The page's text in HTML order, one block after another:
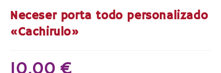
Neceser porta todo personalizado
«Cachirulo»